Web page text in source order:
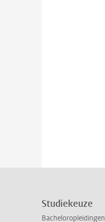
Studiekeuze
Bacheloropleidingen